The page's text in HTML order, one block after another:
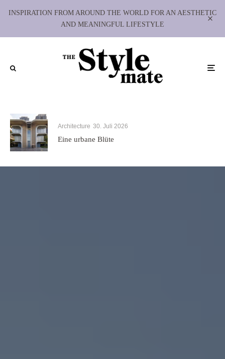
INSPIRATION FROM AROUND THE WORLD FOR AN AESTHETIC
AND MEANINGFUL LIFESTYLE
Architecture 30. Juli 2026
Eine urbane Blüte